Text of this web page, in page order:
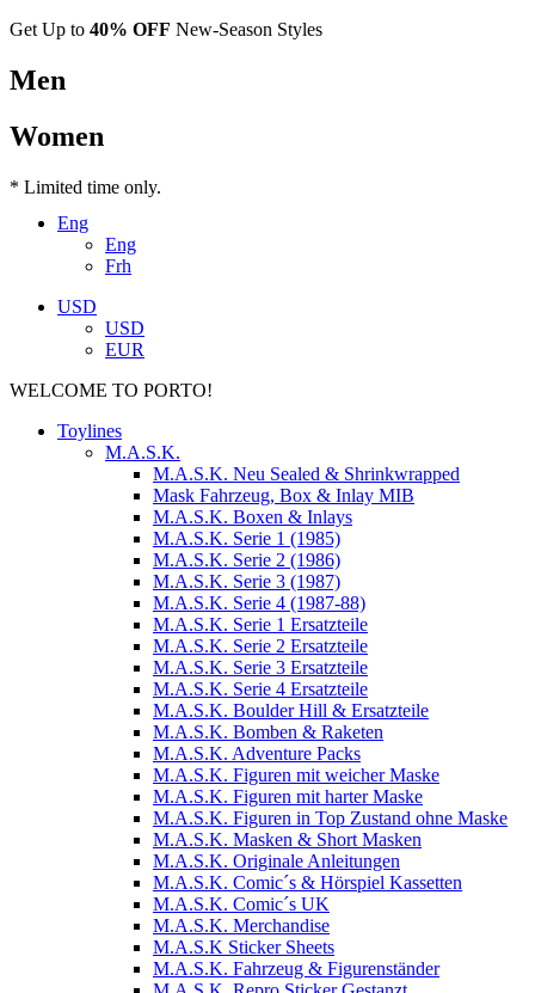
Get Up to 40% OFF New-Season Styles
Men
Women
* Limited time only.
Eng
Eng
Frh
USD
USD
EUR
WELCOME TO PORTO!
Toylines
M.A.S.K.
M.A.S.K. Neu Sealed & Shrinkwrapped
Mask Fahrzeug, Box & Inlay MIB
M.A.S.K. Boxen & Inlays
M.A.S.K. Serie 1 (1985)
M.A.S.K. Serie 2 (1986)
M.A.S.K. Serie 3 (1987)
M.A.S.K. Serie 4 (1987-88)
M.A.S.K. Serie 1 Ersatzteile
M.A.S.K. Serie 2 Ersatzteile
M.A.S.K. Serie 3 Ersatzteile
M.A.S.K. Serie 4 Ersatzteile
M.A.S.K. Boulder Hill & Ersatzteile
M.A.S.K. Bomben & Raketen
M.A.S.K. Adventure Packs
M.A.S.K. Figuren mit weicher Maske
M.A.S.K. Figuren mit harter Maske
M.A.S.K. Figuren in Top Zustand ohne Maske
M.A.S.K. Masken & Short Masken
M.A.S.K. Originale Anleitungen
M.A.S.K. Comic´s & Hörspiel Kassetten
M.A.S.K. Comic´s UK
M.A.S.K. Merchandise
M.A.S.K Sticker Sheets
M.A.S.K. Fahrzeug & Figurenständer